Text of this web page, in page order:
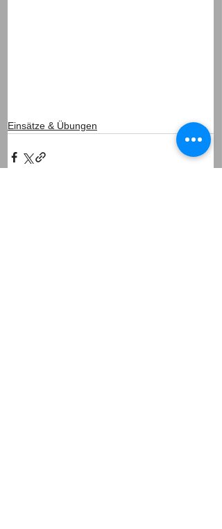
Einsätze & Übungen